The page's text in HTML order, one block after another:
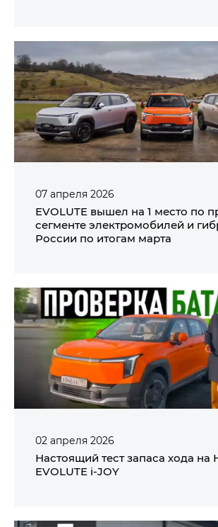
07 апреля 2026
EVOLUTE вышел на 1 место по
сегменте электромобилей и
России по итогам марта
02 апреля 2026
Настоящий тест запаса хода на
EVOLUTE i‑JOY